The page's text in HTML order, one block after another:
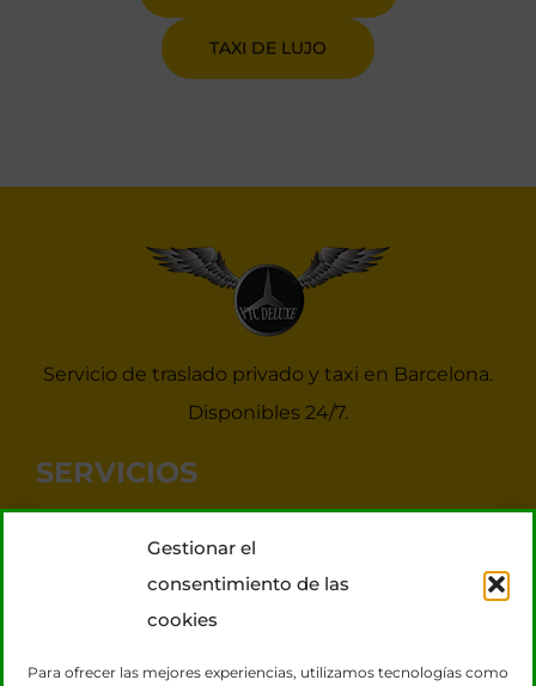
Gestionar el
consentimiento de las
cookies
Para ofrecer las mejores experiencias, utilizamos tecnologías como
TAXI DE LUJO
Servicio de traslado privado y taxi en Barcelona.
Disponibles 24/7.
SERVICIOS
Taxi 7 plazas para grupos
Transporte VIP